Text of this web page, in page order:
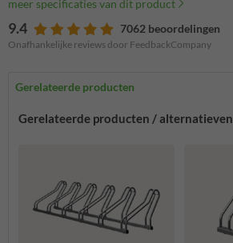
meer specificaties van dit product
9.4 7062 beoordelingen
Onafhankelijke reviews door FeedbackCompany
Gerelateerde producten
Gerelateerde producten / alternatieven